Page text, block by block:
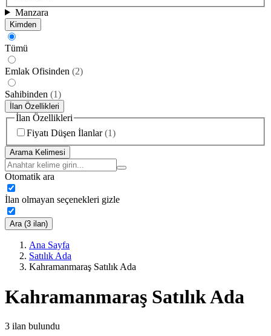
Manzara
Kimden
Tümü
Emlak Ofisinden (2)
Sahibinden (1)
İlan Özellikleri
İlan Özellikleri
Fiyatı Düşen İlanlar (1)
Arama Kelimesi
Otomatik ara
İlan olmayan seçenekleri gizle
Ara (3 ilan)
Ana Sayfa
Satılık Ada
Kahramanmaraş Satılık Ada
Kahramanmaraş Satılık Ada
3 ilan bulundu